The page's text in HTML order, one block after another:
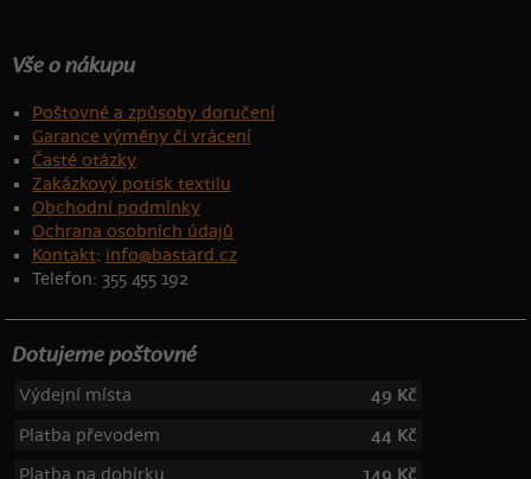
Vše o nákupu
Poštovné a způsoby doručení
Garance výměny či vrácení
Časté otázky
Zakázkový potisk textilu
Obchodní podmínky
Ochrana osobních údajů
Kontakt: info@bastard.cz
Telefon: 355 455 192
Dotujeme poštovné
Výdejní místa
49 Kč
Platba převodem
44 Kč